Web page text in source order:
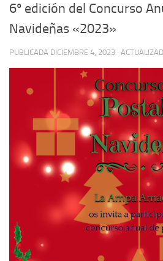
6º edición del Concurso
Navideñas «2023»
PUBLICADA DICIEMBRE 4, 2023 ·